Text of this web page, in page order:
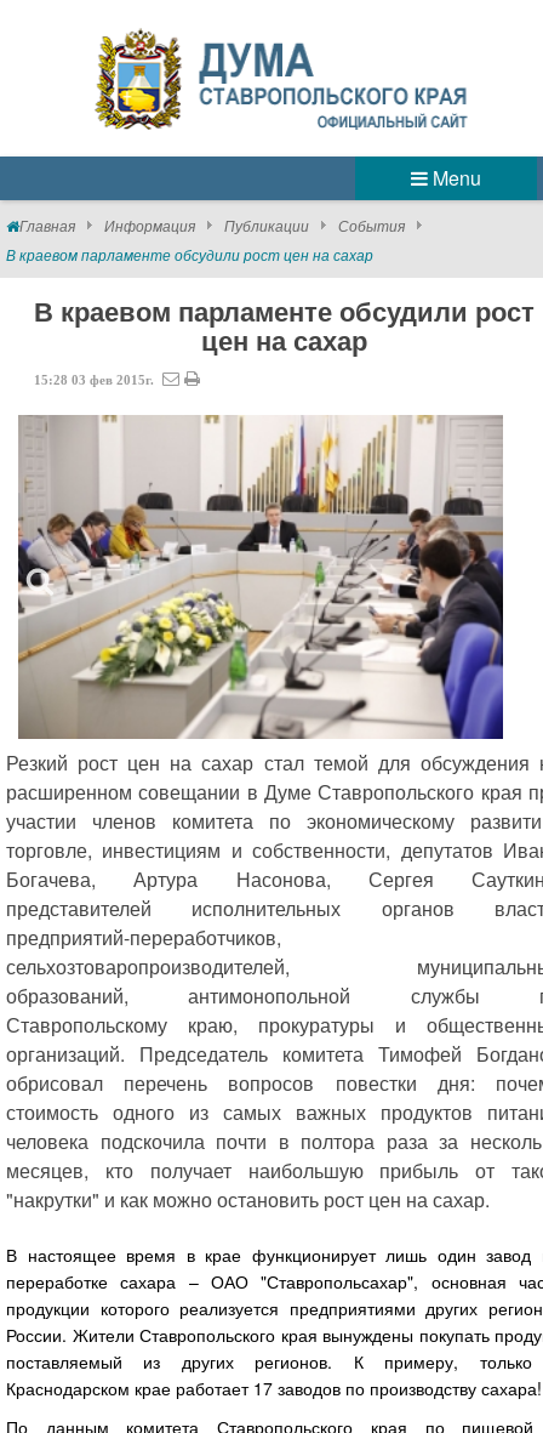
Menu
Главная Информация Публикации
События
В краевом парламенте обсудили рост цен на сахар
В краевом парламенте обсудили рост
цен на сахар
15:28 03 фев 2015г.
Резкий рост цен на сахар стал темой для обсуждения
расширенном совещании в Думе Ставропольского края
участии членов комитета по экономическому
торговле, инвестициям и собственности, депутатов
Богачева, Артура Насонова, Сергея
представителей исполнительных органов
предприятий-переработчиков,
сельхозтоваропроизводителей,
образований, антимонопольной службы
Ставропольскому краю, прокуратуры и
организаций. Председатель комитета Тимофей
обрисовал перечень вопросов повестки дня:
стоимость одного из самых важных продуктов
человека подскочила почти в полтора раза за
месяцев, кто получает наибольшую прибыль от
"накрутки" и как можно остановить рост цен на сахар.
В настоящее время в крае функционирует лишь один завод
переработке сахара – ОАО "Ставропольсахар", основная
продукции которого реализуется предприятиями других
России. Жители Ставропольского края вынуждены покупать
поставляемый из других регионов. К примеру,
Краснодарском крае работает 17 заводов по производству сахара!
По данным комитета Ставропольского края по